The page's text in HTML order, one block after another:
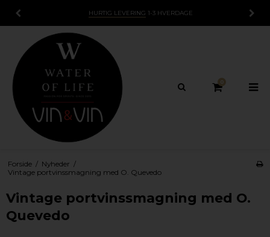
HURTIG LEVERING 1-3 HVERDAGE
0
Forside / Nyheder /
Vintage portvinssmagning med O. Quevedo
Vintage portvinssmagning med O.
Quevedo